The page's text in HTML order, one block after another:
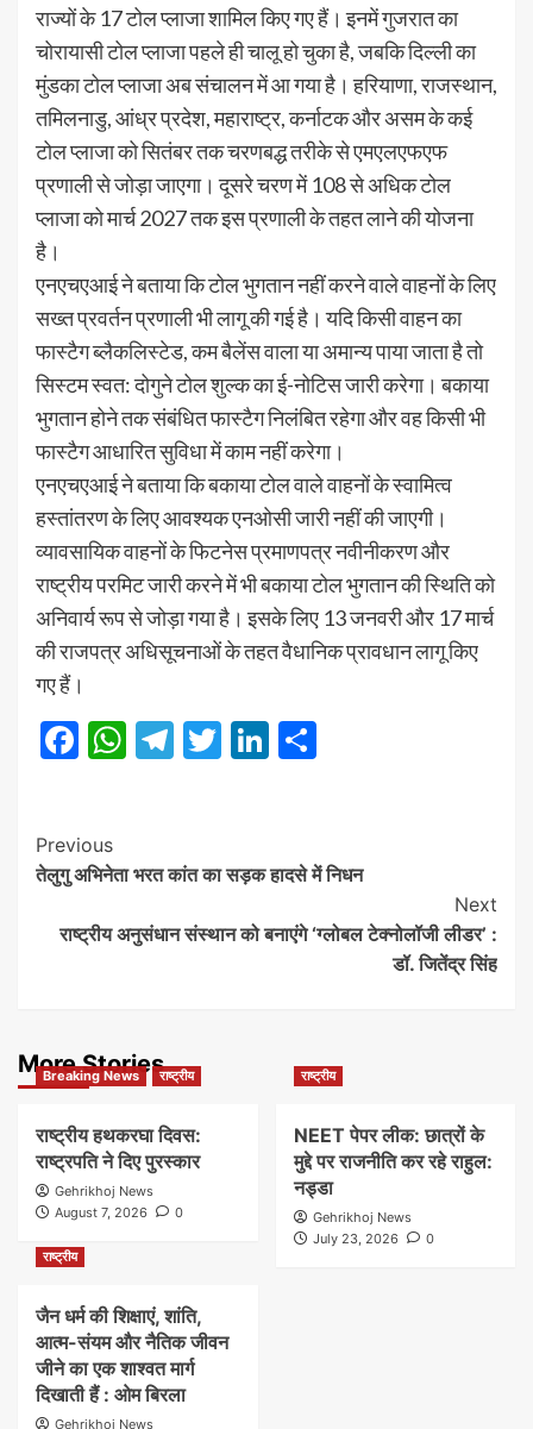
राज्यों के 17 टोल प्लाजा शामिल किए गए हैं। इनमें गुजरात का
चोरायासी टोल प्लाजा पहले ही चालू हो चुका है, जबकि दिल्ली का
मुंडका टोल प्लाजा अब संचालन में आ गया है। हरियाणा, राजस्थान,
तमिलनाडु, आंध्र प्रदेश, महाराष्ट्र, कर्नाटक और असम के कई
टोल प्लाजा को सितंबर तक चरणबद्ध तरीके से एमएलएफएफ
प्रणाली से जोड़ा जाएगा। दूसरे चरण में 108 से अधिक टोल
प्लाजा को मार्च 2027 तक इस प्रणाली के तहत लाने की योजना
है।
एनएचएआई ने बताया कि टोल भुगतान नहीं करने वाले वाहनों के लिए
सख्त प्रवर्तन प्रणाली भी लागू की गई है। यदि किसी वाहन का
फास्टैग ब्लैकलिस्टेड, कम बैलेंस वाला या अमान्य पाया जाता है तो
सिस्टम स्वत: दोगुने टोल शुल्क का ई-नोटिस जारी करेगा। बकाया
भुगतान होने तक संबंधित फास्टैग निलंबित रहेगा और वह किसी भी
फास्टैग आधारित सुविधा में काम नहीं करेगा।
एनएचएआई ने बताया कि बकाया टोल वाले वाहनों के स्वामित्व
हस्तांतरण के लिए आवश्यक एनओसी जारी नहीं की जाएगी।
व्यावसायिक वाहनों के फिटनेस प्रमाणपत्र नवीनीकरण और
राष्ट्रीय परमिट जारी करने में भी बकाया टोल भुगतान की स्थिति को
अनिवार्य रूप से जोड़ा गया है। इसके लिए 13 जनवरी और 17 मार्च
की राजपत्र अधिसूचनाओं के तहत वैधानिक प्रावधान लागू किए
गए हैं।
Facebook
WhatsApp
Telegram
TwitterLinkedIn
Post
Navigation
Previous
तेलुगु अभिनेता भरत कांत का सड़क हादसे में निधन
Next
राष्ट्रीय अनुसंधान संस्थान को बनाएंगे ‘ग्लोबल टेक्नोलॉजी लीडर’ :
डॉ. जितेंद्र सिंह
More Stories
Breaking News राष्ट्रीय
राष्ट्रीय हथकरघा दिवस:
राष्ट्रपति ने दिए पुरस्कार
Gehrikhoj News
August 7, 2026
0
राष्ट्रीय
NEET पेपर लीक: छात्रों के
मुद्दे पर राजनीति कर रहे राहुल:
नड्डा
Gehrikhoj News
July 23, 2026
0
राष्ट्रीय
जैन धर्म की शिक्षाएं, शांति,
आत्म-संयम और नैतिक जीवन
जीने का एक शाश्वत मार्ग
दिखाती हैं : ओम बिरला
Gehrikhoj News